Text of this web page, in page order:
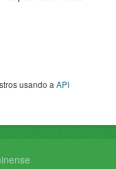
usando aAPI